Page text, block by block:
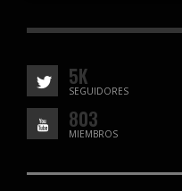
5K
SEGUIDORES
803
MIEMBROS